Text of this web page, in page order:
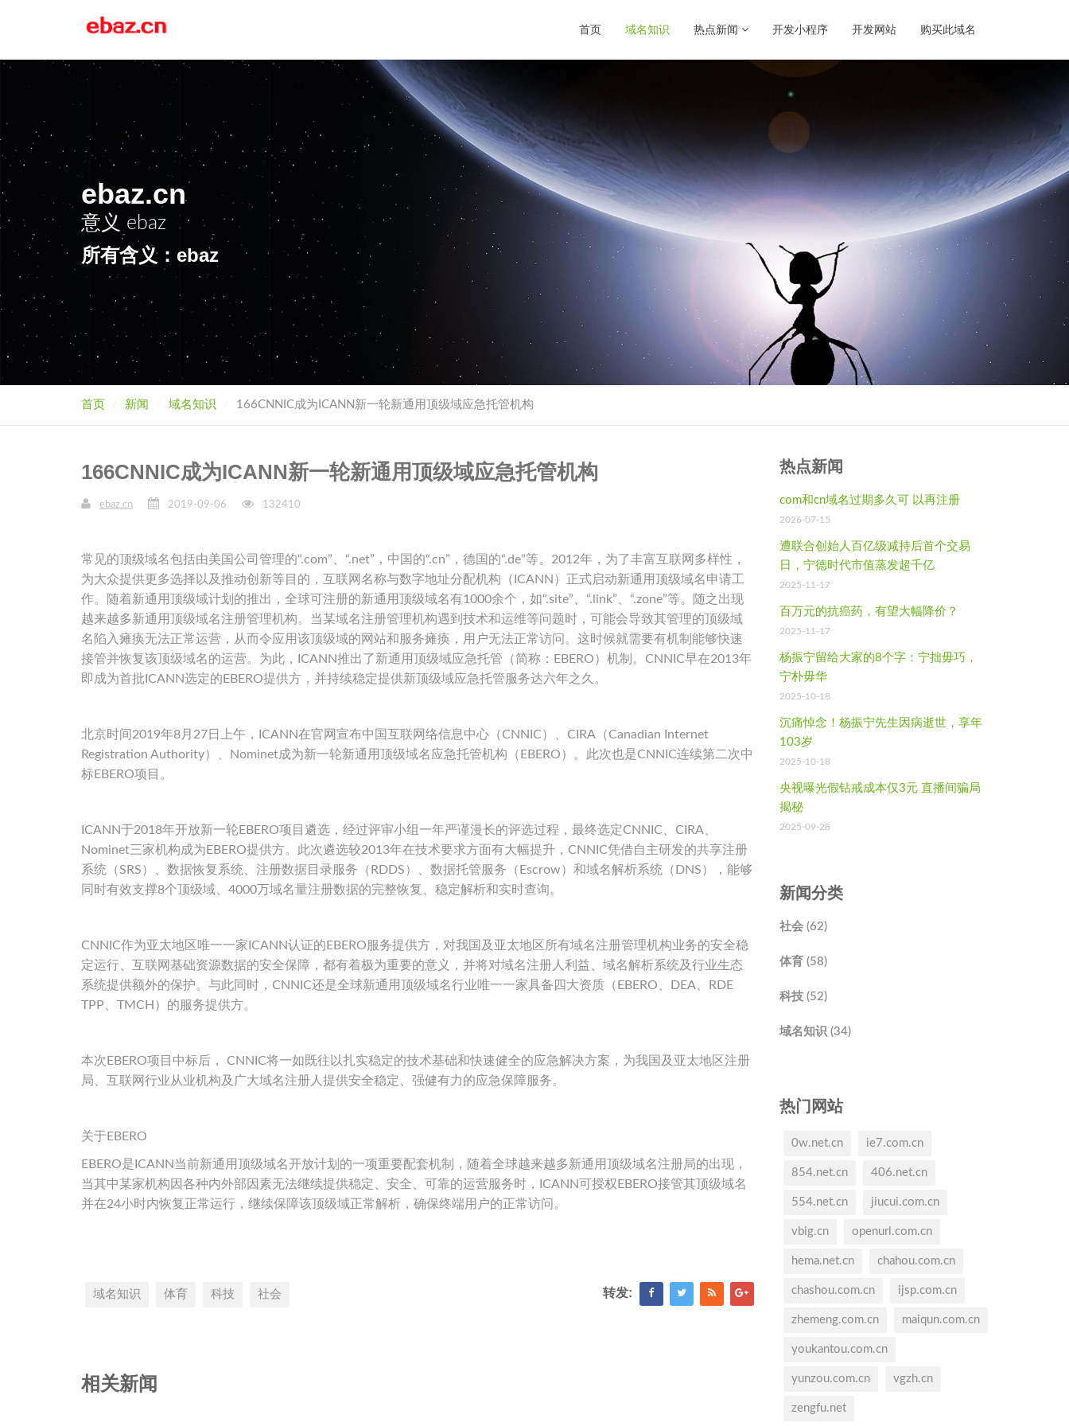
首页 域名知识 热点新闻 开发小程序 开发网站 购买此域名
ebaz.cn
意义 ebaz
所有含义：ebaz
首页 新闻 域名知识 166CNNIC成为ICANN新一轮新通用顶级域应急托管机构
166CNNIC成为ICANN新一轮新通用顶级域应急托管机构
ebaz.cn 2019-09-06 132410
常见的顶级域名包括由美国公司管理的“.com”、“.net”，中国的“.cn”，德国的“.de”等。2012年，为了丰富互联网多样性，
为大众提供更多选择以及推动创新等目的，互联网名称与数字地址分配机构（ICANN）正式启动新通用顶级域名申请工
作。随着新通用顶级域计划的推出，全球可注册的新通用顶级域名有1000余个，如“.site”、“.link”、“.zone”等。随之出现
越来越多新通用顶级域名注册管理机构。当某域名注册管理机构遇到技术和运维等问题时，可能会导致其管理的顶级域
名陷入瘫痪无法正常运营，从而令应用该顶级域的网站和服务瘫痪，用户无法正常访问。这时候就需要有机制能够快速
接管并恢复该顶级域名的运营。为此，ICANN推出了新通用顶级域应急托管（简称：EBERO）机制。CNNIC早在2013年
即成为首批ICANN选定的EBERO提供方，并持续稳定提供新顶级域应急托管服务达六年之久。
北京时间2019年8月27日上午，ICANN在官网宣布中国互联网络信息中心（CNNIC）、CIRA（Canadian Internet
Registration Authority）、Nominet成为新一轮新通用顶级域名应急托管机构（EBERO）。此次也是CNNIC连续第二次中
标EBERO项目。
ICANN于2018年开放新一轮EBERO项目遴选，经过评审小组一年严谨漫长的评选过程，最终选定CNNIC、CIRA、
Nominet三家机构成为EBERO提供方。此次遴选较2013年在技术要求方面有大幅提升，CNNIC凭借自主研发的共享注册
系统（SRS）、数据恢复系统、注册数据目录服务（RDDS）、数据托管服务（Escrow）和域名解析系统（DNS），能够
同时有效支撑8个顶级域、4000万域名量注册数据的完整恢复、稳定解析和实时查询。
CNNIC作为亚太地区唯一一家ICANN认证的EBERO服务提供方，对我国及亚太地区所有域名注册管理机构业务的安全稳
定运行、互联网基础资源数据的安全保障，都有着极为重要的意义，并将对域名注册人利益、域名解析系统及行业生态
系统提供额外的保护。与此同时，CNNIC还是全球新通用顶级域名行业唯一一家具备四大资质（EBERO、DEA、RDE
TPP、TMCH）的服务提供方。
本次EBERO项目中标后， CNNIC将一如既往以扎实稳定的技术基础和快速健全的应急解决方案，为我国及亚太地区注册
局、互联网行业从业机构及广大域名注册人提供安全稳定、强健有力的应急保障服务。
关于EBERO
EBERO是ICANN当前新通用顶级域名开放计划的一项重要配套机制，随着全球越来越多新通用顶级域名注册局的出现，
当其中某家机构因各种内外部因素无法继续提供稳定、安全、可靠的运营服务时，ICANN可授权EBERO接管其顶级域名
并在24小时内恢复正常运行，继续保障该顶级域正常解析，确保终端用户的正常访问。
域名知识 体育 科技 社会 转发:
相关新闻
热点新闻
com和cn域名过期多久可 以再注册
2026-07-15
遭联合创始人百亿级减持后首个交易
日，宁德时代市值蒸发超千亿
2025-11-17
百万元的抗癌药，有望大幅降价？
2025-11-17
杨振宁留给大家的8个字：宁拙毋巧，
宁朴毋华
2025-10-18
沉痛悼念！杨振宁先生因病逝世，享年
103岁
2025-10-18
央视曝光假钻戒成本仅3元 直播间骗局
揭秘
2025-09-28
新闻分类
社会 (62)
体育 (58)
科技 (52)
域名知识 (34)
热门网站
0w.net.cn ie7.com.cn
854.net.cn 406.net.cn
554.net.cn jiucui.com.cn
vbig.cn openurl.com.cn
hema.net.cn chahou.com.cn
chashou.com.cn ijsp.com.cn
zhemeng.com.cn maiqun.com.cn
youkantou.com.cn
yunzou.com.cn vgzh.cn
zengfu.net